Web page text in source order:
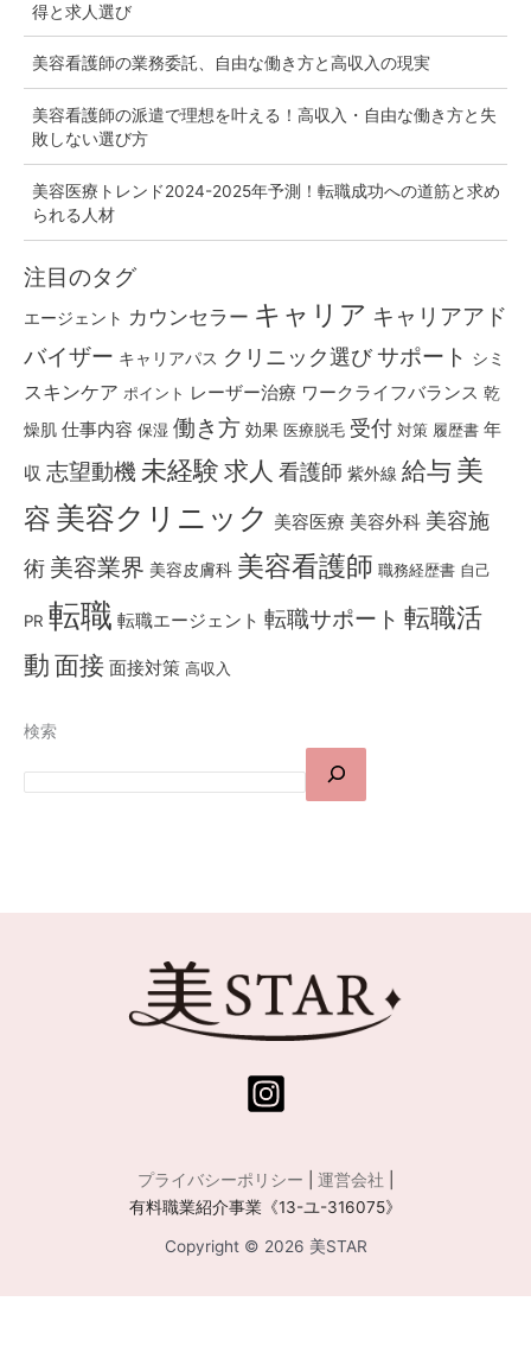
得と求人選び
美容看護師の業務委託、自由な働き方と高収入の現実
美容看護師の派遣で理想を叶える！高収入・自由な働き方と失
敗しない選び方
美容医療トレンド2024-2025年予測！転職成功への道筋と求め
られる人材
注目のタグ
エージェント カウンセラー キャリア キャリアアド
バイザー キャリアパス クリニック選びサポート シミ
スキンケア ポイント レーザー治療 ワークライフバランス 乾
燥肌 仕事内容 保湿 働き方 効果 医療脱毛 受付 対策 履歴書 年
収 志望動機 未経験 求人 看護師 紫外線 給与 美
容 美容クリニック 美容医療 美容外科 美容施
術 美容業界 美容皮膚科 美容看護師 職務経歴書 自己
PR 転職 転職エージェント 転職サポート 転職活
動 面接 面接対策 高収入
検索
プライバシーポリシー 運営会社
有料職業紹介事業《13-ユ-316075》
Copyright © 2026 美STAR